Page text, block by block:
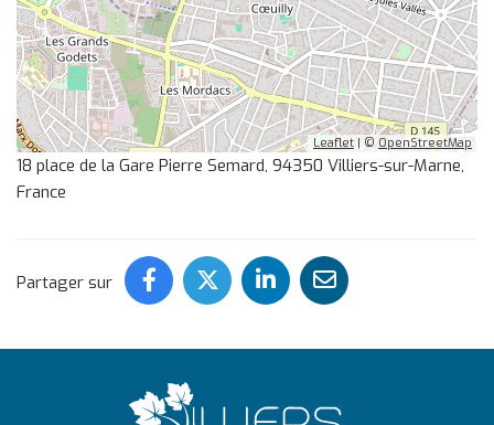
Leaflet| © OpenStreetMap
18 place de la Gare Pierre Semard, 94350 Villiers-sur-Marne,
France
Partager sur Partager ce contenu sur
Partager ce contenu sur
Partager ce
Partager ce